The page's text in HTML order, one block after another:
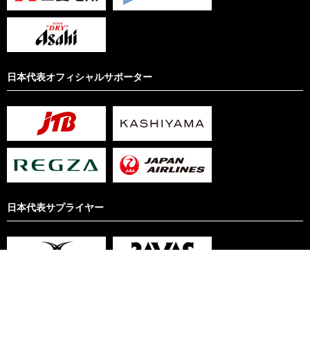
日本代表オフィシャルサポーター
日本代表サプライヤー